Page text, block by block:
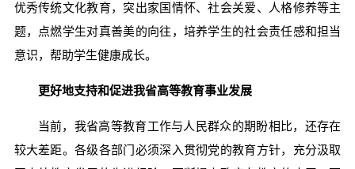
优秀传统文化教育，突出家国情怀、社会关爱、人格修养等主
题，点燃学生对真善美的向往，培养学生的社会责任感和担当
意识，帮助学生健康成长。
更好地支持和促进我省高等教育事业发展
当前，我省高等教育工作与人民群众的期盼相比，还存在
较大差距。各级各部门必须深入贯彻党的教育方针，充分汲取